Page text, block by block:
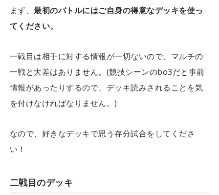
まず、最初のバトルにはご自身の得意なデッキを使っ
てください。
一戦目は相手に対する情報が一切ないので、マルチの
一戦と大差はありません。(競技シーンのbo3だと事前
情報があったりするので、デッキ読みされることを気
を付けなければなりません。)
なので、好きなデッキで思う存分試合をしてくださ
い！
二戦目のデッキ